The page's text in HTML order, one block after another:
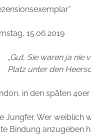
15.06.2019
„Gut, Sie waren ja nie
Platz unter den
in den späten 40er
Jungfer. Wer weiblich
Bindung anzugeben